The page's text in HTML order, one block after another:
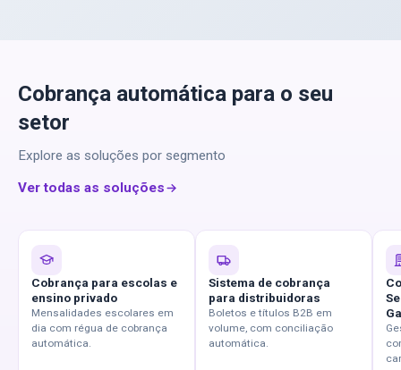
Cobrança automática para o seu
setor
Explore as soluções por segmento
Ver todas as soluções
Cobrança para escolas e
ensino privado
Mensalidades escolares em
dia com régua de cobrança
automática.
Sistema de cobrança
para distribuidoras
Boletos e títulos B2B em
volume, com conciliação
automática.